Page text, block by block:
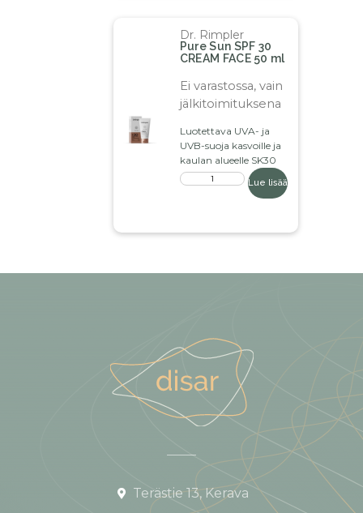
Dr. Rimpler
Pure Sun SPF 30
CREAM FACE 50 ml
Ei varastossa, vain
jälkitoimituksena
Luotettava UVA- ja
UVB-suoja kasvoille ja
kaulan alueelle SK30
Lue lisää
Terästie 13, Kerava